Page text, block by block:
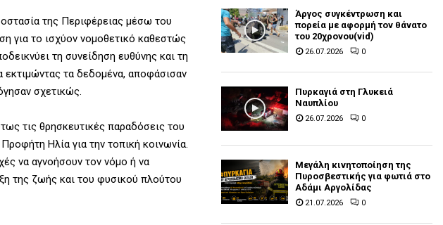
της Περιφέρειας μέσω του
για το ισχύον νομοθετικό καθεστώς
τη συνείδηση ευθύνης και τη
εκτιμώντας τα δεδομένα, αποφάσισαν
σχετικώς.
τις θρησκευτικές παραδόσεις του
Ηλία για την τοπική κοινωνία.
να αγνοήσουν τον νόμο ή να
της ζωής και του φυσικού πλούτου
Άργος συγκέντρωση και
πορεία με αφορμή τον θάνατο
του 20χρονου(vid)
26.07.2026 0
Πυρκαγιά στη Γλυκειά
Ναυπλίου
26.07.2026 0
Μεγάλη κινητοποίηση της
Πυροσβεστικής για φωτιά στο
Αδάμι Αργολίδας
21.07.2026 0